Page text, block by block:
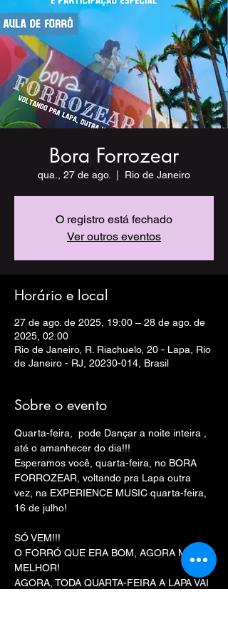
Bora Forrozear
qua., 27 de ago. Rio de Janeiro
O registro está fechado
Ver outros eventos
Horário e local
27 de ago. de 2025, 19:00 – 28 de ago. de
2025, 02:00
Rio de Janeiro, R. Riachuelo, 20 - Lapa, Rio
de Janeiro - RJ, 20230-014, Brasil
Sobre o evento
Quarta-feira,  pode Dançar a noite inteira ,
até o amanhecer do dia!!!
Esperamos você, quarta-feira, no BORA
FORROZEAR, voltando pra Lapa outra
vez, na EXPERIENCE MUSIC quarta-feira,
16 de julho!
SÓ VEM!!!
O FORRÓ QUE ERA BOM, AGORA MUITO
MELHOR!
AGORA, TODA QUARTA-FEIRA A LAPA VAI